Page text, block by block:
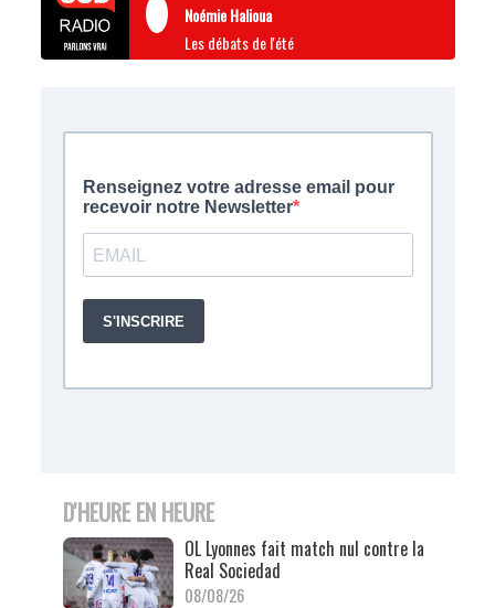
Noémie Halioua
Les débats de l'été
D'HEURE EN HEURE
OL Lyonnes fait match nul contre la
Real Sociedad
08/08/26